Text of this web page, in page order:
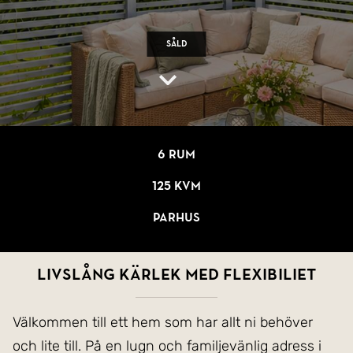
Såld
6 rum
125 kvm
Parhus
LIVSLÅNG KÄRLEK MED FLEXIBILIET
Välkommen till ett hem som har allt ni behöver
och lite till. På en lugn och familjevänlig adress i